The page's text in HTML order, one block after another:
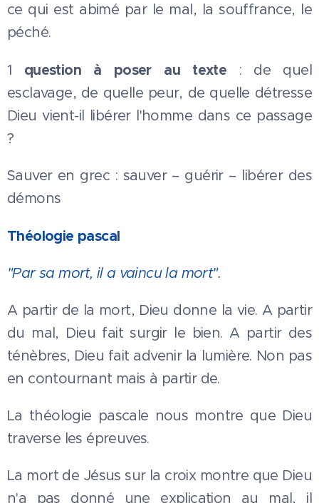
ce qui est abimé par le mal, la souffrance, le
péché.
1 question à poser au texte : de quel
esclavage, de quelle peur, de quelle détresse
Dieu vient-il libérer l'homme dans ce passage
?
Sauver en grec : sauver – guérir – libérer des
démons
Théologie pascal
"Par sa mort, il a vaincu la mort".
A partir de la mort, Dieu donne la vie. A partir
du mal, Dieu fait surgir le bien. A partir des
ténèbres, Dieu fait advenir la lumière. Non pas
en contournant mais à partir de.
La théologie pascale nous montre que Dieu
traverse les épreuves.
La mort de Jésus sur la croix montre que Dieu
n'a pas donné une explication au mal, il